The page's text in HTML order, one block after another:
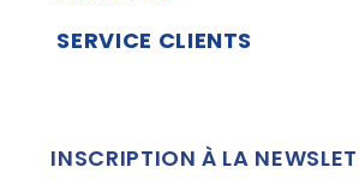
SERVICE CLIENTS
INSCRIPTION À LA